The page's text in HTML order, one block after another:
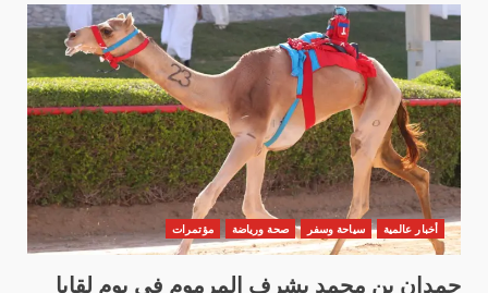
أخبار عالمية سياحة وسفر صحة ورياضة مؤتمرات
حمدان بن محمد يشرف المرموم في يوم لقايا